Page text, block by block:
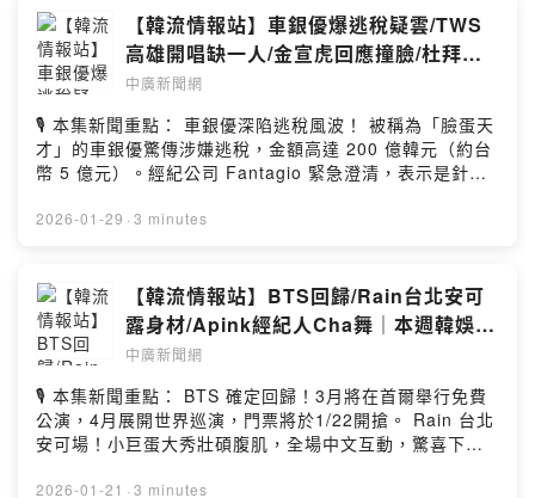
Hosting provided by SoundOn【韓流情報站】車銀優爆逃稅疑雲/TWS
高雄開唱缺一人/金宣虎回應撞臉/杜拜巧
克力熱潮
中廣新聞網
🎙️ 本集新聞重點： 車銀優深陷逃稅風波！ 被稱為「臉蛋天
才」的車銀優驚傳涉嫌逃稅，金額高達 200 億韓元（約台
幣 5 億元）。經紀公司 Fantagio 緊急澄清，表示是針對
配合調查。TWS 首次巡迴襲台倒數！ 透過《Plot Twist》
雄流行音樂中心海音館開唱，但成員志薰因父親驟逝，確
定缺席包含澳門與高雄場的演出。黑白大廚冠軍撞臉男
神！ 《黑白大廚》冠軍「拿坡里黑手黨」因長相神似金宣
虎而備感壓力，沒想到金宣虎本人親自回應表示「是我的
榮幸」，拿坡里黑手黨也公開邀請金宣虎到店內用餐，讓
粉絲期待兩人的「跨界合體」。SJ 厲旭高雄趴趴走！
Super Junior 成員厲旭（音檔誤植為利旭）上週到高雄開
唱，自爆早起逛了高雄，還去了蓮池潭看龍虎塔。他在 IG
曬出模仿玄天上帝動作的合照，祈求 2026 年厄運退散。
2026-01-29 · 3 minutes
【韓流情報站】BTS回歸/Rain台北安可
露身材/Apink經紀人Cha舞｜本週韓娛大
小事全攻略
中廣新聞網
🎙️ 本集新聞重點： BTS 確定回歸！3月將在首爾舉行免費
公演，4月展開世界巡演，門票將於1/22開搶。 Rain 台北
安可場！小巨蛋大秀壯碩腹肌，全場中文互動，驚喜下台
Me More》奪冠，經紀人驚喜大展舞魂。 SEVENTEEN
2026-01-21 · 3 minutes